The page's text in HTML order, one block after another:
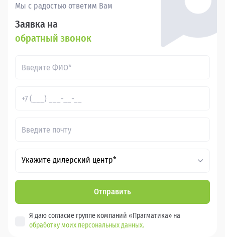
Мы с радостью ответим Вам
Заявка на
обратный звонок
Укажите дилерский центр*
Отправить
Я даю согласие группе компаний «Прагматика» на
обработку моих персональных данных.